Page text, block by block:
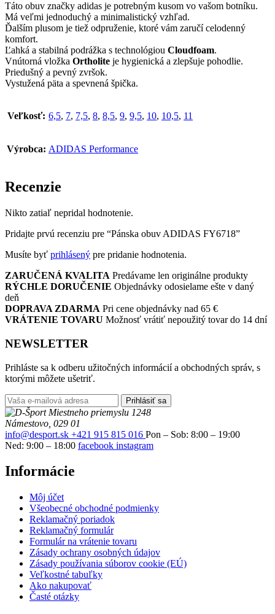
Táto obuv značky adidas je potrebným kusom vo vašom botníku.
Má veľmi jednoduchý a minimalistický vzhľad.
Ďalším plusom je tiež odpruženie, ktoré vám zaručí celodenný
komfort.
Ľahká a stabilná podrážka s technológiou Cloudfoam.
Vnútorná vložka Ortholite je hygienická a zlepšuje pohodlie.
Priedušný a pevný zvršok.
Vystužená päta a spevnená špička.
Veľkosť: 6,5, 7, 7,5, 8, 8,5, 9, 9,5, 10, 10,5, 11
Výrobca: ADIDAS Performance
Recenzie
Nikto zatiaľ nepridal hodnotenie.
Pridajte prvú recenziu pre “Pánska obuv ADIDAS FY6718”
Musíte byť prihlásený pre pridanie hodnotenia.
ZARUČENÁ KVALITA Predávame len originálne produkty
RÝCHLE DORUČENIE Objednávky odosielame ešte v daný
deň
DOPRAVA ZDARMA Pri cene objednávky nad 65 €
VRÁTENIE TOVARU Možnosť vrátiť nepoužitý tovar do 14 dní
NEWSLETTER
Prihláste sa k odberu užitočných informácií a obchodných správ, s
ktorými môžete ušetriť.
Prihlásiť sa
Miestneho priemyslu 1248
Námestovo, 029 01
info@desport.sk +421 915 815 016 Pon – Sob: 8:00 – 19:00
Ned: 9:00 – 18:00 facebook instagram
Informácie
Môj účet
Všeobecné obchodné podmienky
Reklamačný poriadok
Reklamačný formulár
Formulár na vrátenie tovaru
Zásady ochrany osobných údajov
Zásady používania súborov cookie (EÚ)
Veľkostné tabuľky
Ako nakupovať
Časté otázky